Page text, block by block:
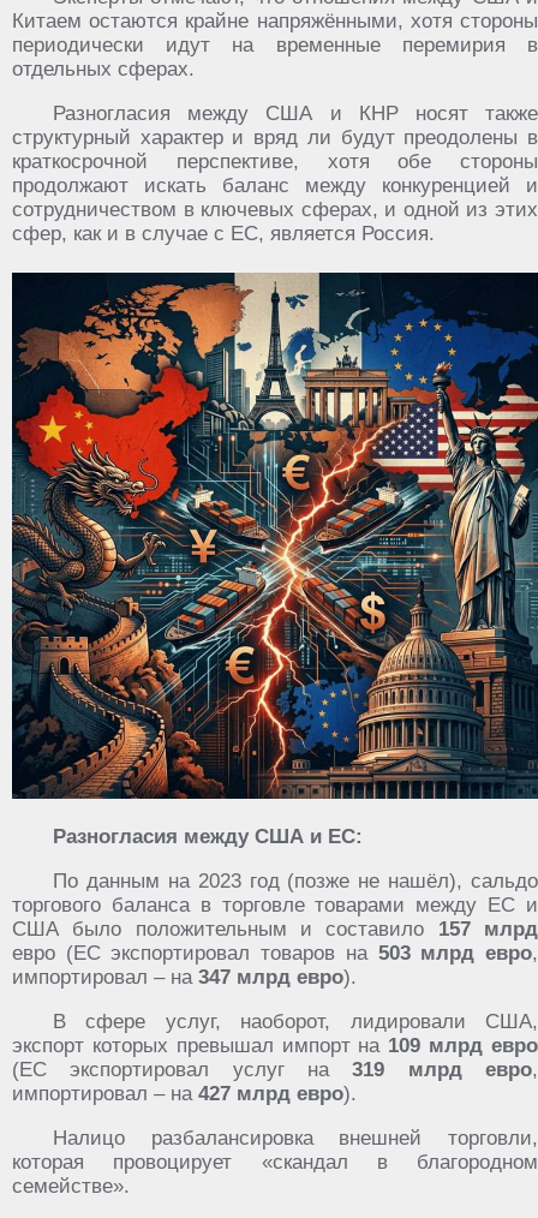
Китаем остаются крайне напряжёнными, хотя стороны
периодически идут на временные перемирия в
отдельных сферах.
Разногласия между США и КНР носят также
структурный характер и вряд ли будут преодолены в
краткосрочной перспективе, хотя обе стороны
продолжают искать баланс между конкуренцией и
сотрудничеством в ключевых сферах, и одной из этих
сфер, как и в случае с ЕС, является Россия.
Разногласия между США и ЕС:
По данным на 2023 год (позже не нашёл), сальдо
торгового баланса в торговле товарами между ЕС и
США было положительным и составило 157 млрд
евро (ЕС экспортировал товаров на 503 млрд евро,
импортировал – на 347 млрд евро).
В сфере услуг, наоборот, лидировали США,
экспорт которых превышал импорт на 109 млрд евро
(ЕС экспортировал услуг на319 млрд евро,
импортировал – на 427 млрд евро).
Налицо разбалансировка внешней торговли,
которая провоцирует «скандал в благородном
семействе».